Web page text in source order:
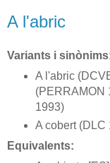
A l'abric
Variants i
A l'abric
(PERRAMON
1993)
A cobert (DLC
Equivalents: